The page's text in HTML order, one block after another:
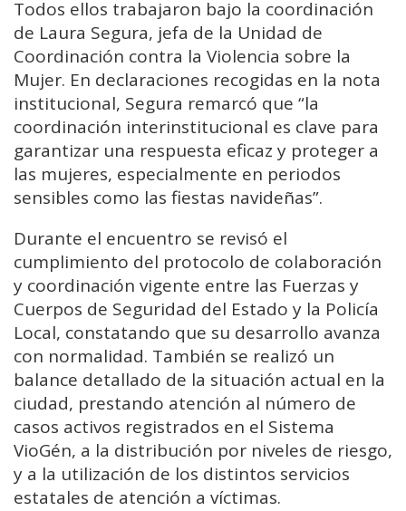
Todos ellos trabajaron bajo la coordinación
de Laura Segura, jefa de la Unidad de
Coordinación contra la Violencia sobre la
Mujer. En declaraciones recogidas en la nota
institucional, Segura remarcó que “la
coordinación interinstitucional es clave para
garantizar una respuesta eficaz y proteger a
las mujeres, especialmente en periodos
sensibles como las fiestas navideñas”.
Durante el encuentro se revisó el
cumplimiento del protocolo de colaboración
y coordinación vigente entre las Fuerzas y
Cuerpos de Seguridad del Estado y la Policía
Local, constatando que su desarrollo avanza
con normalidad. También se realizó un
balance detallado de la situación actual en la
ciudad, prestando atención al número de
casos activos registrados en el Sistema
VioGén, a la distribución por niveles de riesgo,
y a la utilización de los distintos servicios
estatales de atención a víctimas.